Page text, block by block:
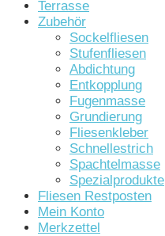
Terrasse
Zubehör
Sockelfliesen
Stufenfliesen
Abdichtung
Entkopplung
Fugenmasse
Grundierung
Fliesenkleber
Schnellestrich
Spachtelmasse
Spezialprodukte
Fliesen Restposten
Mein Konto
Merkzettel